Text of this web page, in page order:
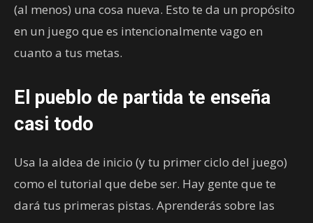
(al menos) una cosa nueva. Esto te da un propósito
en un juego que es intencionalmente vago en
cuanto a tus metas.
El pueblo de partida te enseña
casi todo
Usa la aldea de inicio (y tu primer ciclo del juego)
como el tutorial que debe ser. Hay gente que te
dará tus primeras pistas. Aprenderás sobre las